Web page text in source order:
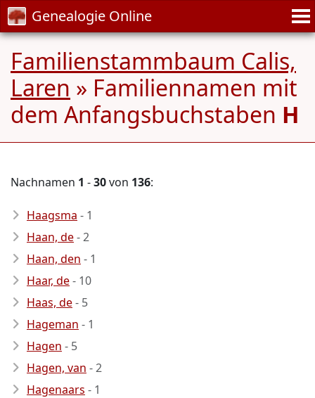
Genealogie Online
Familienstammbaum Calis,
Laren » Familiennamen mit
dem Anfangsbuchstaben H
Nachnamen 1 -30von 136:
Haagsma - 1
Haan, de- 2
Haan, den - 1
Haar, de- 10
Haas, de- 5
Hageman - 1
Hagen - 5
Hagen, van - 2
Hagenaars - 1